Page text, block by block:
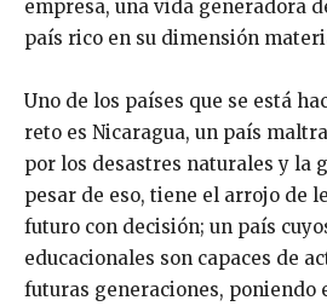
empresa, una vida generadora
país rico en su dimensión
Uno de los países que se está
reto es Nicaragua, un país
por los desastres naturales y la
pesar de eso, tiene el arrojo de
futuro con decisión; un país
educacionales son capaces de
futuras generaciones, poniendo